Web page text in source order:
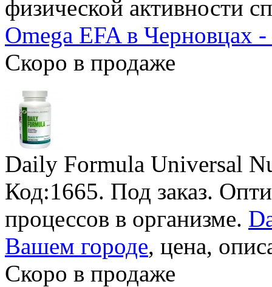
физической активности
Omega EFA в Черновцах
Скоро в продаже
Daily Formula Universal
Код:1665. Под заказ.
процессов в организме.
Вашем городе, цена,
Скоро в продаже